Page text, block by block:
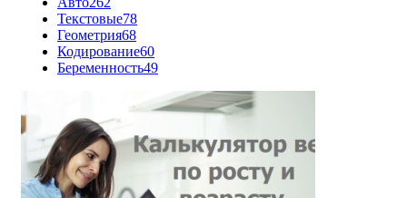
Текстовые78
Геометрия68
Кодирование60
Беременность49